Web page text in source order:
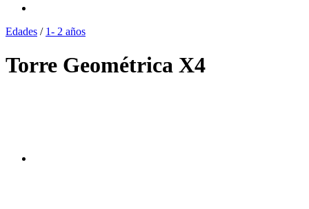
Edades / 1- 2 años
Torre Geométrica X4